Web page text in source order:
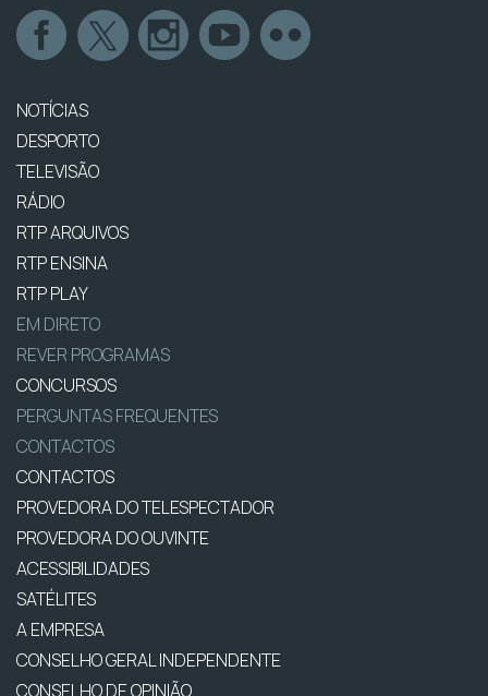
NOTÍCIAS
DESPORTO
TELEVISÃO
RÁDIO
RTP ARQUIVOS
RTP ENSINA
RTP PLAY
EM DIRETO
REVER PROGRAMAS
CONCURSOS
PERGUNTAS FREQUENTES
CONTACTOS
CONTACTOS
PROVEDORA DO TELESPECTADOR
PROVEDORA DO OUVINTE
ACESSIBILIDADES
SATÉLITES
A EMPRESA
CONSELHO GERAL INDEPENDENTE
CONSELHO DE OPINIÃO